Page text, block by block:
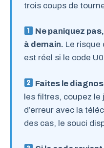
trois coups de
Ne paniquez
à demain. Le risque
est réel si le code
Faites le
les filtres, coupez le
d’erreur avec la
des cas, le souci